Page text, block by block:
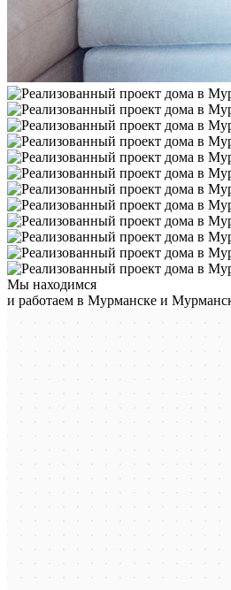
Мы находимся
и работаем в Мурманске и